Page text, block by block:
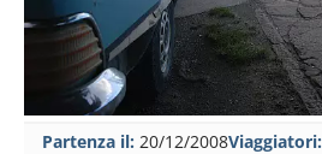
Partenza il: 20/12/2008Viaggiatori: